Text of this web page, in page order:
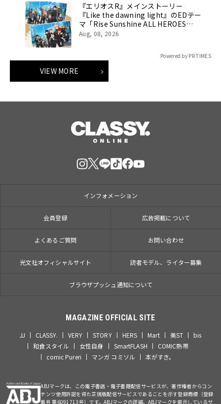
『エリオスR』メインストーリー
『Like the dawning light』のEDテー
マ「Rise Sunshine ALL HEROES
Ver.」がフルサイズ配信決定！
Aug, 08, 2026
Powered by PR TIMES
VIEW MORE
インフォメーション
会員登録 広告掲載について
よくあるご質問 お問い合わせ
光文社オフィシャルサイト 読者モデル、ライター募集
ブラウザプッシュ通知について
MAGAZINE OFFICIAL SITE
JJ CLASSY. VERY STORY HERS Mart 美ST
bis
和食スタイル
女性自身 SmartFLASH
COMIC熱帯
comic Pureri
マンガ コミソル 本がすき。
ABJマークは、この電子書店・電子書籍配信サービスが、著作権者からコン
テンツ使用許諾を得た正規版配信サービスであることを示す登録商標（登録
番号 第6091713号）です。ABJマークの詳細、ABJマークを掲示しているサ